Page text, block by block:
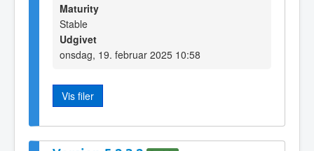
Maturity
Stable
Udgivet
onsdag, 19. februar 2025 10:58
Vis filer